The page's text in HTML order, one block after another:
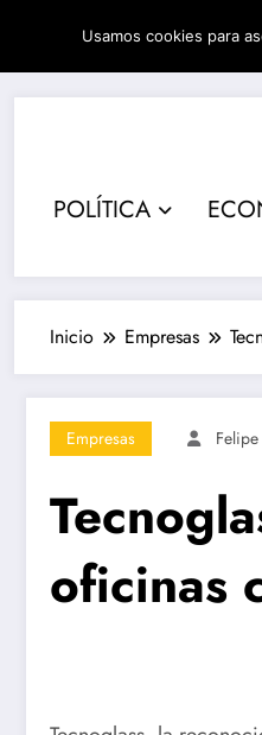
contenido
07/08/2026
POLÍTICA
Inicio Empresas
Empresas
oficinas
Usamos cookies para